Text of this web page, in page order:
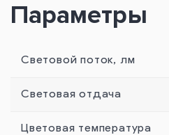
Параметры
Световой поток, лм
Световая отдача
Цветовая температура